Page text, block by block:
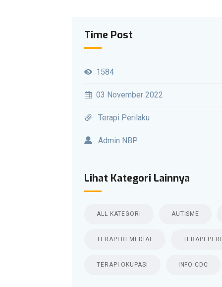
Time Post
1584
03 November 2022
Terapi Perilaku
Admin NBP
Lihat Kategori Lainnya
ALL KATEGORI AUTISME
TERAPI REMEDIAL TERAPI
TERAPI OKUPASI INFO CDC